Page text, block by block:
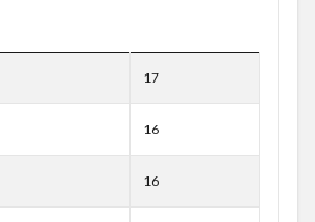
17
16
16